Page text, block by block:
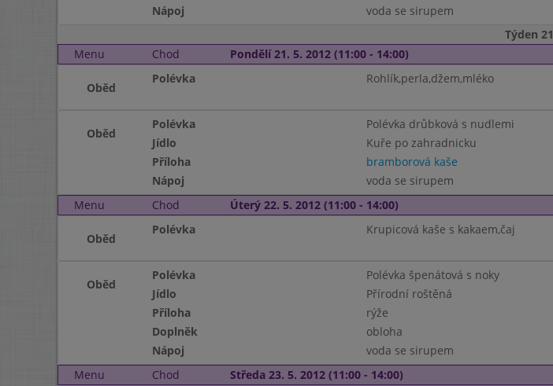
Nápoj
voda se sirupem
Týden 21
Menu
Chod Pondělí 21. 5. 2012 (11:00 - 14:00)
Oběd
Polévka Rohlík,perla,džem,mléko
Oběd
Polévka
Polévka drůbková s nudlemi
Jídlo
Kuře po zahradnicku
Příloha
bramborová kaše
Nápoj
voda se sirupem
Menu
Chod Úterý 22. 5. 2012 (11:00 - 14:00)
Oběd
Polévka Krupicová kaše s kakaem,čaj
Oběd
Polévka
Polévka špenátová s noky
Jídlo
Přírodní roštěná
Příloha
rýže
Doplněk
obloha
Nápoj
voda se sirupem
Menu
Chod Středa 23. 5. 2012 (11:00 - 14:00)